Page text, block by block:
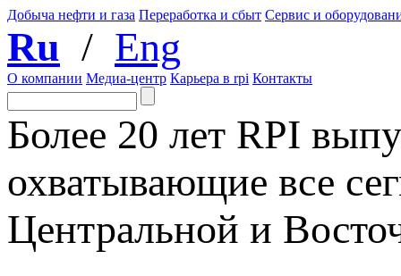
Добыча нефти и газа Переработка и сбыт Сервис и
Ru / Eng
О компании Медиа-центр Карьера в rpi Контакты
Более 20 лет RPI
охватывающие все
Центральной и